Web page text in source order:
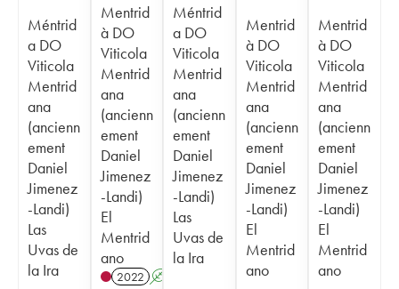
Méntrid
a DO
Viticola
Mentrid
ana
(ancienn
ement
Daniel
Jimenez
-Landi)
Las
Uvas de
la Ira
Mentrid
à DO
Viticola
Mentrid
ana
(ancienn
ement
Daniel
Jimenez
-Landi)
El
Mentrid
ano
2022 A
Méntrid
a DO
Viticola
Mentrid
ana
(ancienn
ement
Daniel
Jimenez
-Landi)
Las
Uvas de
la Ira
Mentrid
à DO
Viticola
Mentrid
ana
(ancienn
ement
Daniel
Jimenez
-Landi)
El
Mentrid
ano
Mentrid
à DO
Viticola
Mentrid
ana
(ancienn
ement
Daniel
Jimenez
-Landi)
El
Mentrid
ano